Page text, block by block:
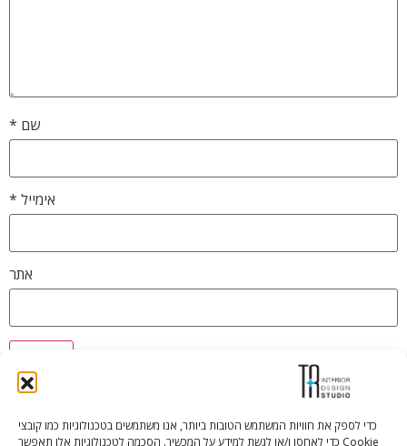
כדי לספק את חוויות המשתמש הטובות ביותר, אנו משתמשים בטכנולוגיות כמו קובצי
Cookie כדי לאחסן ו/או לגשת למידע על המכשיר. הסכמה לטכנולוגיות אלו תאפשר
שם *
אימייל *
אתר